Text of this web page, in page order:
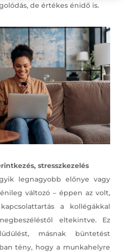
de értékes énidő is.
stresszkezelés
legnagyobb előnye vagy
változó – éppen az volt,
a kollégákkal
eltekintve. Ez
másnak büntetést
tény, hogy a munkahelyre